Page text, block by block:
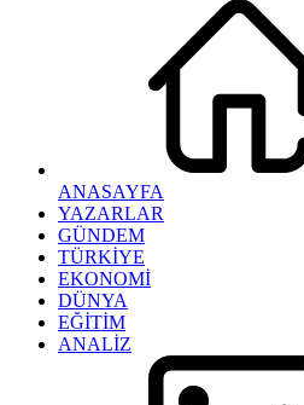
ANASAYFA
YAZARLAR
GÜNDEM
TÜRKİYE
EKONOMİ
DÜNYA
EĞİTİM
ANALİZ